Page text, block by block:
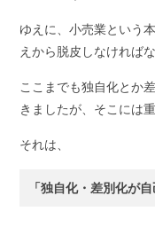
ゆえに、小売業という
えから脱皮しなければ
ここまでも独自化とか
きましたが、そこには
それは、
「独自化・差別化が